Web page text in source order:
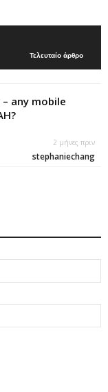
Τελευταίο άρθρο
any mobile
2 μήνες πριν
stephaniechang